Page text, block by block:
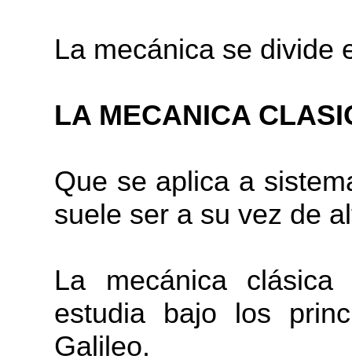
La mecánica se divide
LA MECANICA
Que se aplica a
suele ser a su vez de
La mecánica
estudia bajo los
Galileo.